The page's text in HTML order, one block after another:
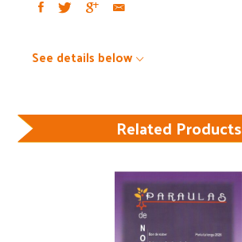
See details below
Related Products